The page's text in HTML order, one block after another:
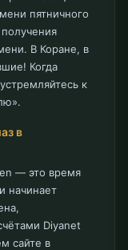
пятничного
В Коране, в
Когда
к
в
— это время
начинает
Diyanet
сайте в